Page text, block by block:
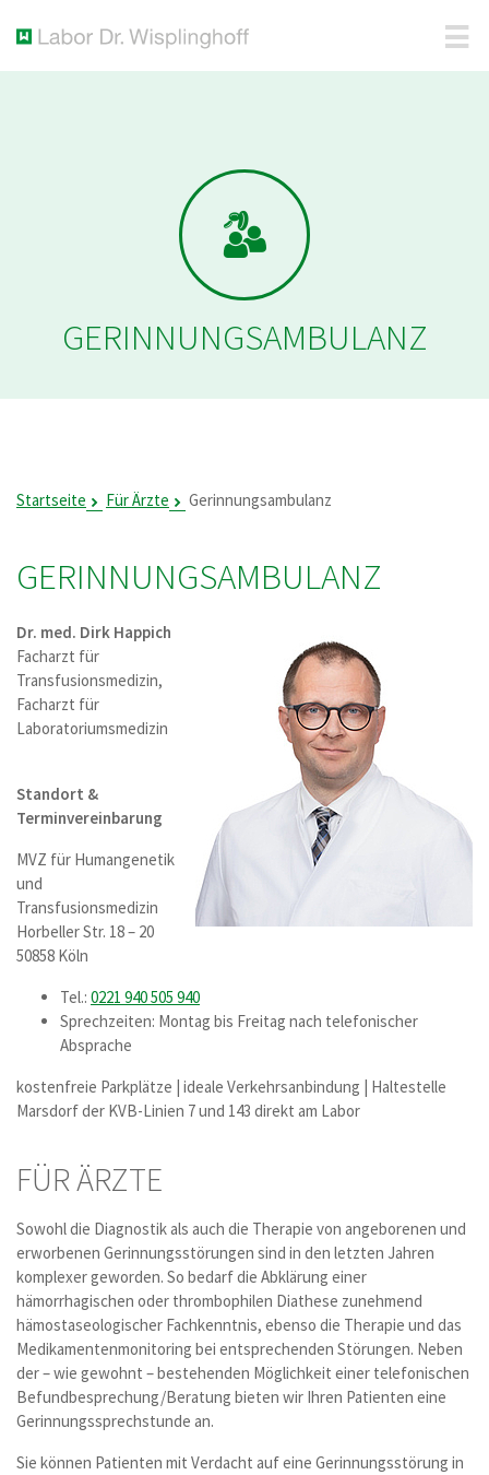
GERINNUNGS­AMBULANZ
Startseite Für Ärzte Gerinnungsambulanz
GERINNUNGS­AMBULANZ
Dr. med. Dirk Happich
Facharzt für
Transfusionsmedizin,
Facharzt für
Laboratoriumsmedizin
Standort &
Terminvereinbarung
MVZ für Humangenetik
und
Transfusionsmedizin
Horbeller Str. 18 – 20
50858 Köln
Tel.: 0221 940 505 940
Sprechzeiten: Montag bis Freitag nach telefonischer
Absprache
kostenfreie Parkplätze | ideale Verkehrsanbindung | Haltestelle
Marsdorf der KVB-Linien 7 und 143 direkt am Labor
FÜR ÄRZTE
Sowohl die Diagnostik als auch die Therapie von angeborenen und
erworbenen Gerinnungsstörungen sind in den letzten Jahren
komplexer geworden. So bedarf die Abklärung einer
hämorrhagischen oder thrombophilen Diathese zunehmend
hämostaseologischer Fachkenntnis, ebenso die Therapie und das
Medikamentenmonitoring bei entsprechenden Störungen. Neben
der – wie gewohnt – bestehenden Möglichkeit einer telefonischen
Befundbesprechung/Beratung bieten wir Ihren Patienten eine
Gerinnungssprechstunde an.
Sie können Patienten mit Verdacht auf eine Gerinnungsstörung in